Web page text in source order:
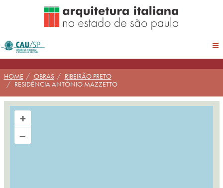
HOME OBRAS
RIBEIRÃO PRETO
RESIDÊNCIA ANTÔNIO MAZZETTO
+
–